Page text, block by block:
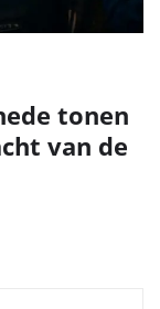
tonen
van de